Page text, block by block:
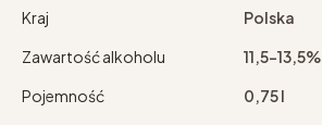
Kraj
Polska
Zawartość alkoholu
11,5-13,5%
Pojemność
0,75 l